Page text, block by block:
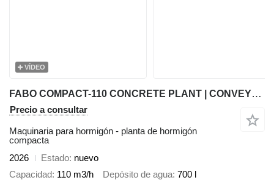
VÍDEO
FABO COMPACT-110 CONCRETE PLANT | CONVEYOR TYPE
Precio a consultar
Maquinaria para hormigón - planta de hormigón
compacta
2026
Estado nuevo
Capacidad 110 m3/h Depósito de agua 700 l